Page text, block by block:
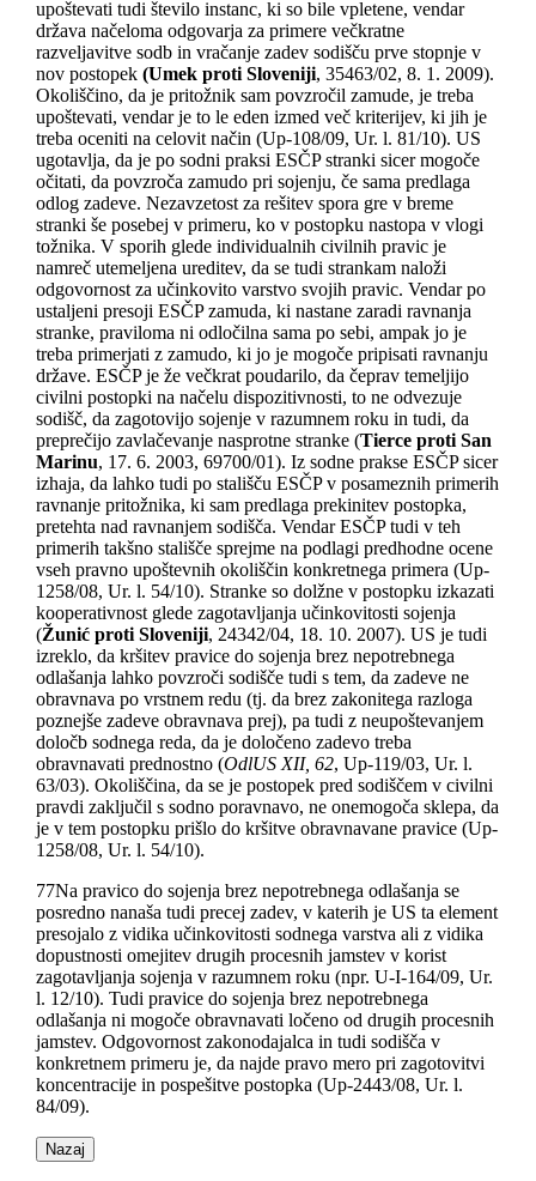
upoštevati tudi število instanc, ki so bile vpletene, vendar
država načeloma odgovarja za primere večkratne
razveljavitve sodb in vračanje zadev sodišču prve stopnje v
nov postopek (Umek proti Sloveniji, 35463/02, 8. 1. 2009).
Okoliščino, da je pritožnik sam povzročil zamude, je treba
upoštevati, vendar je to le eden izmed več kriterijev, ki jih je
treba oceniti na celovit način (Up-108/09, Ur. l. 81/10). US
ugotavlja, da je po sodni praksi ESČP stranki sicer mogoče
očitati, da povzroča zamudo pri sojenju, če sama predlaga
odlog zadeve. Nezavzetost za rešitev spora gre v breme
stranki še posebej v primeru, ko v postopku nastopa v vlogi
tožnika. V sporih glede individualnih civilnih pravic je
namreč utemeljena ureditev, da se tudi strankam naloži
odgovornost za učinkovito varstvo svojih pravic. Vendar po
ustaljeni presoji ESČP zamuda, ki nastane zaradi ravnanja
stranke, praviloma ni odločilna sama po sebi, ampak jo je
treba primerjati z zamudo, ki jo je mogoče pripisati ravnanju
države. ESČP je že večkrat poudarilo, da čeprav temeljijo
civilni postopki na načelu dispozitivnosti, to ne odvezuje
sodišč, da zagotovijo sojenje v razumnem roku in tudi, da
preprečijo zavlačevanje nasprotne stranke (Tierce proti San
Marinu, 17. 6. 2003, 69700/01). Iz sodne prakse ESČP sicer
izhaja, da lahko tudi po stališču ESČP v posameznih primerih
ravnanje pritožnika, ki sam predlaga prekinitev postopka,
pretehta nad ravnanjem sodišča. Vendar ESČP tudi v teh
primerih takšno stališče sprejme na podlagi predhodne ocene
vseh pravno upoštevnih okoliščin konkretnega primera (Up-
1258/08, Ur. l. 54/10). Stranke so dolžne v postopku izkazati
kooperativnost glede zagotavljanja učinkovitosti sojenja
(Žunić proti Sloveniji, 24342/04, 18. 10. 2007). US je tudi
izreklo, da kršitev pravice do sojenja brez nepotrebnega
odlašanja lahko povzroči sodišče tudi s tem, da zadeve ne
obravnava po vrstnem redu (tj. da brez zakonitega razloga
poznejše zadeve obravnava prej), pa tudi z neupoštevanjem
določb sodnega reda, da je določeno zadevo treba
obravnavati prednostno (OdlUS XII, 62, Up-119/03, Ur. l.
63/03). Okoliščina, da se je postopek pred sodiščem v civilni
pravdi zaključil s sodno poravnavo, ne onemogoča sklepa, da
je v tem postopku prišlo do kršitve obravnavane pravice (Up-
1258/08, Ur. l. 54/10).
77Na pravico do sojenja brez nepotrebnega odlašanja se
posredno nanaša tudi precej zadev, v katerih je US ta element
presojalo z vidika učinkovitosti sodnega varstva ali z vidika
dopustnosti omejitev drugih procesnih jamstev v korist
zagotavljanja sojenja v razumnem roku (npr. U-I-164/09, Ur.
l. 12/10). Tudi pravice do sojenja brez nepotrebnega
odlašanja ni mogoče obravnavati ločeno od drugih procesnih
jamstev. Odgovornost zakonodajalca in tudi sodišča v
konkretnem primeru je, da najde pravo mero pri zagotovitvi
koncentracije in pospešitve postopka (Up-2443/08, Ur. l.
84/09).
Nazaj